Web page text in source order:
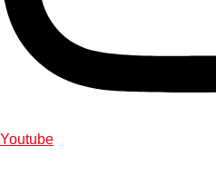
Youtube